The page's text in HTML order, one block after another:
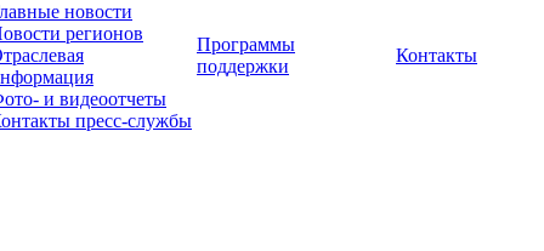
новости
регионов
и видеоотчеты
пресс-службы
Программы
поддержки
Контакты